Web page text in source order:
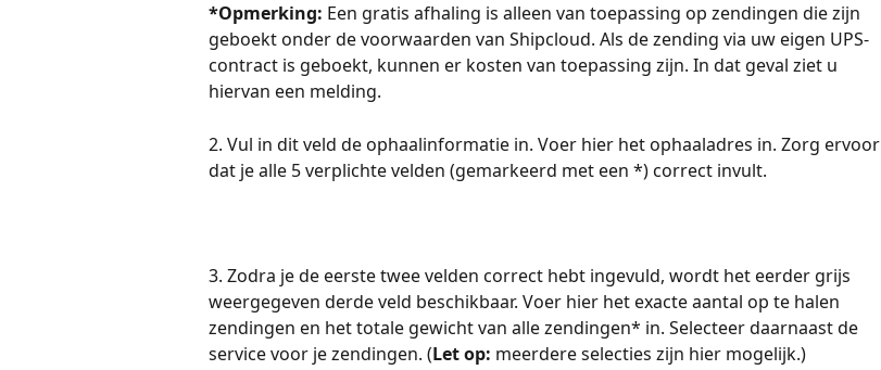
*Opmerking: Een gratis afhaling is alleen van toepassing op zendingen die zijn
geboekt onder de voorwaarden van Shipcloud. Als de zending via uw eigen UPS-
contract is geboekt, kunnen er kosten van toepassing zijn. In dat geval ziet u
hiervan een melding.
2. Vul in dit veld de ophaalinformatie in. Voer hier het ophaaladres in. Zorg ervoor
dat je alle 5 verplichte velden (gemarkeerd met een *) correct invult.
3. Zodra je de eerste twee velden correct hebt ingevuld, wordt het eerder grijs
weergegeven derde veld beschikbaar. Voer hier het exacte aantal op te halen
zendingen en het totale gewicht van alle zendingen* in. Selecteer daarnaast de
service voor je zendingen. (Let op: meerdere selecties zijn hier mogelijk.)